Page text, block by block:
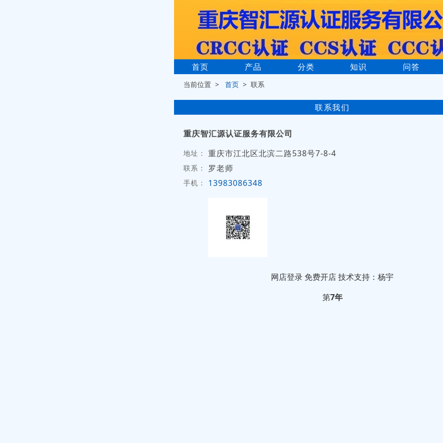
首页 产品 分类 知识 问答
当前位置 >首页 > 联系
联系我们
重庆智汇源认证服务有限公司
地址： 重庆市江北区北滨二路538号7-8-4
联系： 罗老师
手机： 13983086348
网店登录 免费开店技术支持：杨宇
第7年